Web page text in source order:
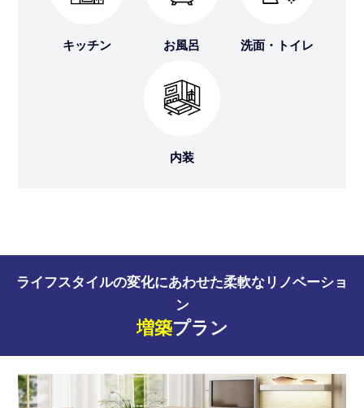
キッチン お風呂 洗面・トイレ
内装
ライフスタイルの変化にあわせた柔軟なリノベーショ
ン
増築プラン